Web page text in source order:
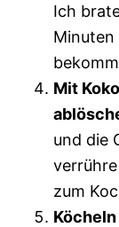
Ich
Minuten
Mit
und die
zum